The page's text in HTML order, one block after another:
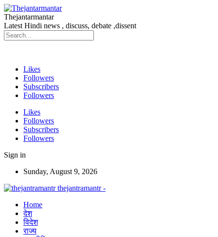
Thejantarmantar
Latest Hindi news , discuss, debate ,dissent
Likes
Followers
Subscribers
Followers
Likes
Followers
Subscribers
Followers
Sign in
Sunday, August 9, 2026
thejantramantr -
Home
देश
विदेश
राज्य